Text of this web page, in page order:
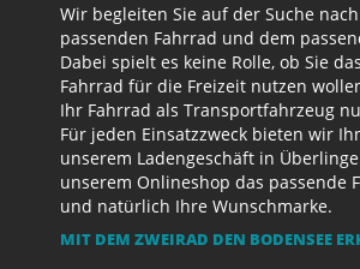
Wir begleiten Sie auf der Suche
passenden Fahrrad und dem
Dabei spielt es keine Rolle, ob Sie
Fahrrad für die Freizeit nutzen
Ihr Fahrrad als Transportfahrzeug
Für jeden Einsatzzweck bieten wir
unserem Ladengeschäft in
unserem Onlineshop das passende
und natürlich Ihre Wunschmarke.
MIT DEM ZWEIRAD DEN BODENSEE